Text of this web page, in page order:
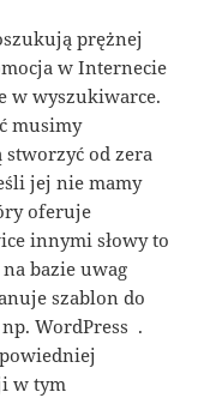
prężnej
w Internecie
w wyszukiwarce.
musimy
od zera
jej nie mamy
oferuje
innymi słowy to
bazie uwag
szablon do
WordPress .
w tym